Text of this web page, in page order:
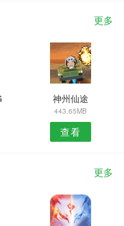
更多
神州仙途
443.65MB
查看
更多